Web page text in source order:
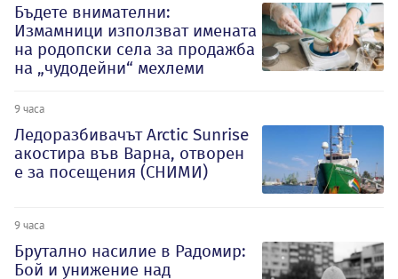
Бъдете внимателни:
Измамници използват имената
на родопски села за продажба
на „чудодейни“ мехлеми
9 часа
Ледоразбивачът Arctic Sunrise
акостира във Варна, отворен
е за посещения (СНИМИ)
9 часа
Брутално насилие в Радомир:
Бой и унижение над